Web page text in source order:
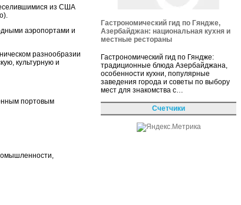
из США
аэропортами и
разнообразии
культурную и
портовым
Гастрономический гид по Гяндже,
Азербайджан: национальная кухня и
местные рестораны
Гастрономический гид по Гяндже:
традиционные блюда Азербайджана,
особенности кухни, популярные
заведения города и советы по выбору
мест для знакомства с…
Счетчики